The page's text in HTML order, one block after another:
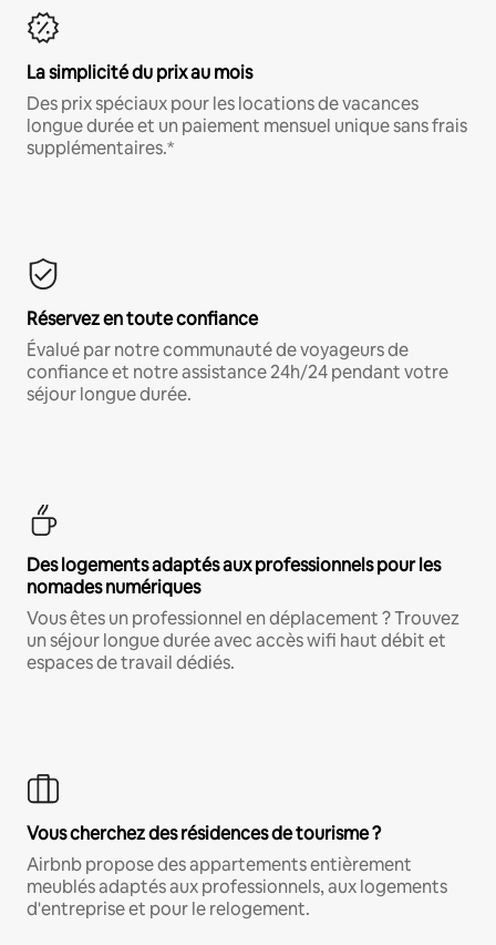
La simplicité du prix au mois
Des prix spéciaux pour les locations de vacances
longue durée et un paiement mensuel unique sans frais
supplémentaires.*
Réservez en toute confiance
Évalué par notre communauté de voyageurs de
confiance et notre assistance 24h/24 pendant votre
séjour longue durée.
Des logements adaptés aux professionnels pour les
nomades numériques
Vous êtes un professionnel en déplacement ? Trouvez
un séjour longue durée avec accès wifi haut débit et
espaces de travail dédiés.
Vous cherchez des résidences de tourisme ?
Airbnb propose des appartements entièrement
meublés adaptés aux professionnels, aux logements
d'entreprise et pour le relogement.